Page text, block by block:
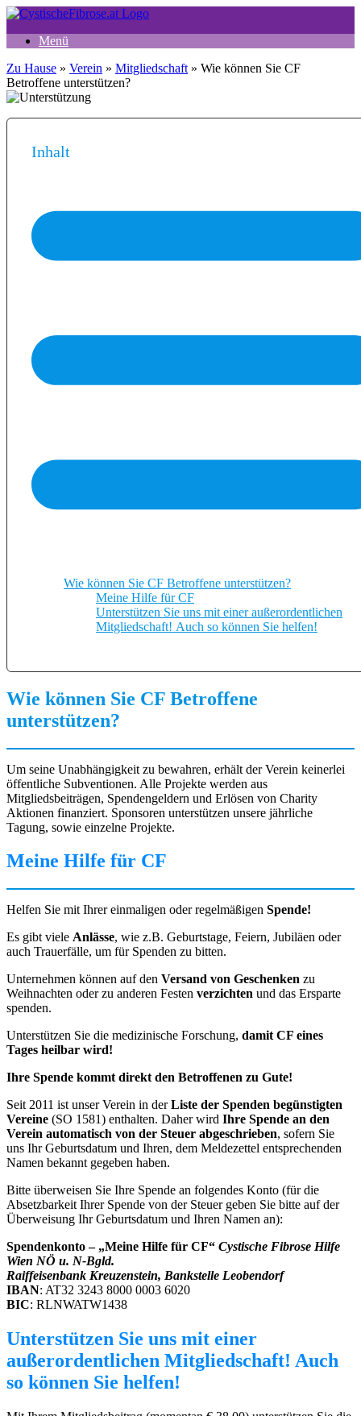
Zum
springenMenü
Zu Hause » Verein » Mitgliedschaft » Wie können Sie CF
Betroffene unterstützen?
Inhalt
Wie können Sie CF Betroffene unterstützen?
Meine Hilfe für CF
Unterstützen Sie uns mit einer außerordentlichen
Mitgliedschaft! Auch so können Sie helfen!
Wie können Sie CF Betroffene
unterstützen?
Um seine Unabhängigkeit zu bewahren, erhält der Verein keinerlei
öffentliche Subventionen. Alle Projekte werden aus
Mitgliedsbeiträgen, Spendengeldern und Erlösen von Charity
Aktionen finanziert. Sponsoren unterstützen unsere jährliche
Tagung, sowie einzelne Projekte.
Meine Hilfe für CF
Helfen Sie mit Ihrer einmaligen oder regelmäßigen Spende!
Es gibt viele Anlässe, wie z.B. Geburtstage, Feiern, Jubiläen oder
auch Trauerfälle, um für Spenden zu bitten.
Unternehmen können auf den Versand von Geschenken zu
Weihnachten oder zu anderen Festen verzichten und das Ersparte
spenden.
Unterstützen Sie die medizinische Forschung, damit CF eines
Tages heilbar wird!
Ihre Spende kommt direkt den Betroffenen zu Gute!
Seit 2011 ist unser Verein in derListe der Spenden begünstigten
Vereine (SO 1581) enthalten. Daher wird Ihre Spende an den
Verein automatisch von der Steuer abgeschrieben, sofern Sie
uns Ihr Geburtsdatum und Ihren, dem Meldezettel entsprechenden
Namen bekannt gegeben haben.
Bitte überweisen Sie Ihre Spende an folgendes Konto (für die
Absetzbarkeit Ihrer Spende von der Steuer geben Sie bitte auf der
Überweisung Ihr Geburtsdatum und Ihren Namen an):
Spendenkonto – „Meine Hilfe für CF“ Cystische Fibrose Hilfe
Wien NÖ u. N-Bgld.
Raiffeisenbank Kreuzenstein, Bankstelle Leobendorf
IBAN: AT32 3243 8000 0003 6020
BIC: RLNWATW1438
Unterstützen Sie uns mit einer
außerordentlichen Mitgliedschaft! Auch
so können Sie helfen!